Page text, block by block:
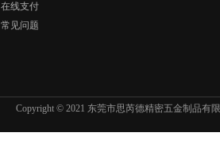
在线支付
常见问题
Copyright © 2021 东莞市思芮德精密五金制品有